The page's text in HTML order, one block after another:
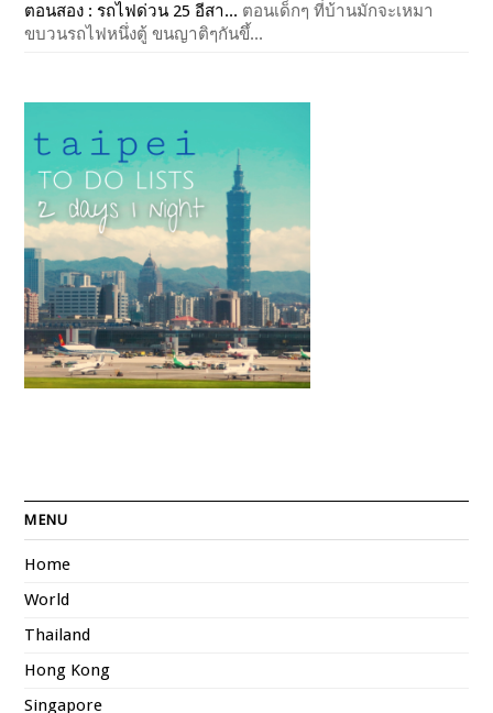
ตอนสอง : รถไฟด่วน 25 อีสา... ตอนเด็กๆ ที่บ้านมักจะเหมา
ขบวนรถไฟหนึ่งตู้ ขนญาติๆกันขึ้...
MENU
Home
World
Thailand
Hong Kong
Singapore